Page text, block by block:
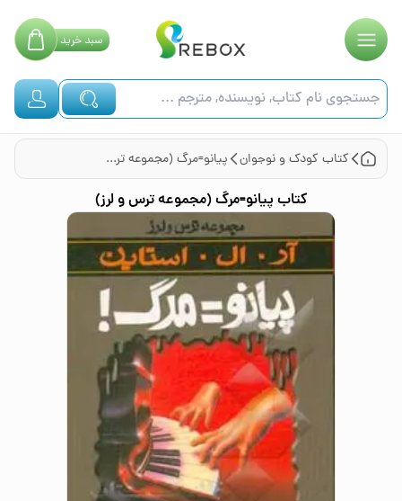
سبدخرید
کتاب کودک و نوجوان پیانو=مرگ (مجموعه ترس و لرز)
کتاب پیانو=مرگ (مجموعه ترس و لرز)